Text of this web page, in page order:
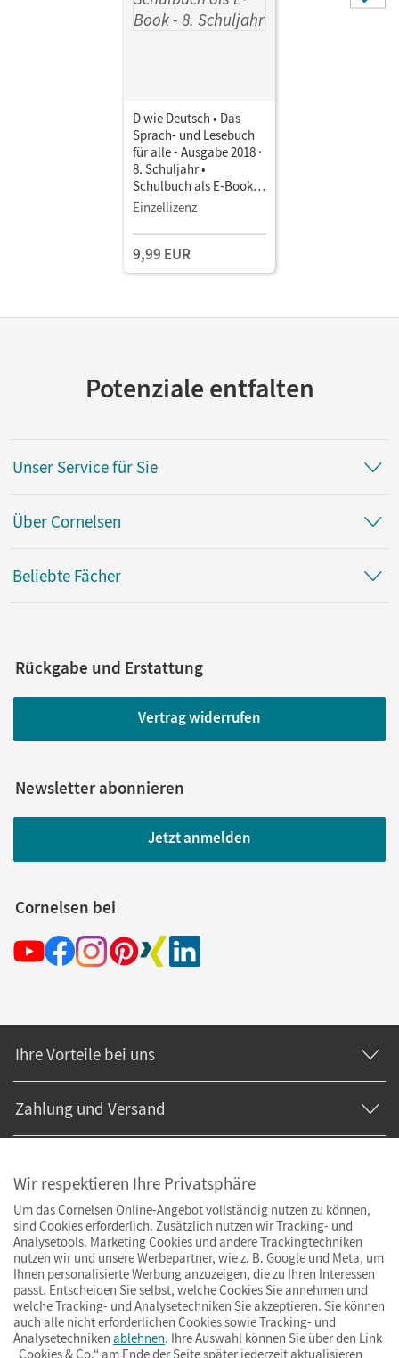
D wie Deutsch • Das
Sprach- und Lesebuch
für alle - Ausgabe 2018 ·
8. Schuljahr •
Schulbuch als E-Book
Mit Medien
Einzellizenz
9,99 EUR
Potenziale entfalten
Unser Service für Sie
Über Cornelsen
Beliebte Fächer
Rückgabe und Erstattung
Vertrag widerrufen
Newsletter abonnieren
Jetzt anmelden
Cornelsen bei
Ihre Vorteile bei uns
Zahlung und Versand
Wir respektieren Ihre Privatsphäre
Um das Cornelsen Online-Angebot vollständig nutzen zu können,
sind Cookies erforderlich. Zusätzlich nutzen wir Tracking- und
Analysetools. Marketing Cookies und andere Trackingtechniken
nutzen wir und unsere Werbepartner, wie z. B. Google und Meta, um
Ihnen personalisierte Werbung anzuzeigen, die zu Ihren Interessen
passt. Entscheiden Sie selbst, welche Cookies Sie annehmen und
welche Tracking- und Analysetechniken Sie akzeptieren. Sie können
auch alle nicht erforderlichen Cookies sowie Tracking- und
Analysetechniken ablehnen. Ihre Auswahl können Sie über den Link
„Cookies & Co.“ am Ende der Seite später jederzeit aktualisieren